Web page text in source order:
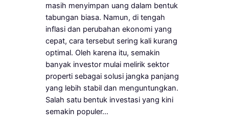
masih menyimpan uang dalam bentuk
tabungan biasa. Namun, di tengah
inflasi dan perubahan ekonomi yang
cepat, cara tersebut sering kali kurang
optimal. Oleh karena itu, semakin
banyak investor mulai melirik sektor
properti sebagai solusi jangka panjang
yang lebih stabil dan menguntungkan.
Salah satu bentuk investasi yang kini
semakin populer…